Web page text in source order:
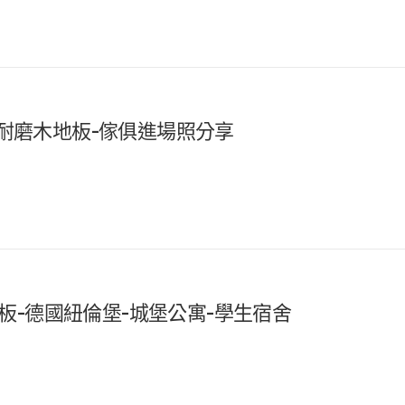
磨木地板-傢俱進場照分享
-德國紐倫堡-城堡公寓-學生宿舍